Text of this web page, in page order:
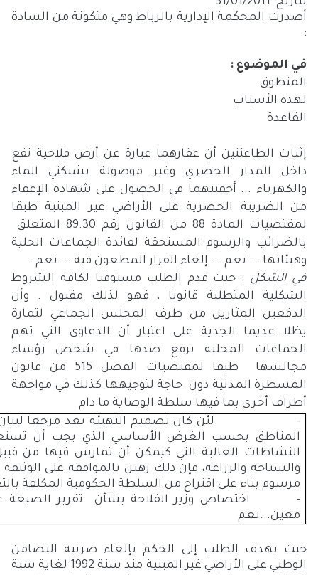
أصدرت المحكمة الإدارية بالرباط وهي متكونة من السادة
:
في الموضوع :
المنطوق
لهذه الأسباب
القاعدة
إثبات الطاعنتين أن عقارهما عبارة عن أرض فلاحية تقع
داخل المدار الحضري وغير موصولة بشبكتي الماء
والكهرباء ... أحقيتهما في الحصول على شهادة الإعفاء
من الضريبة الحضرية على الأراضي غير المبنية طبقا
لمقتضيات المادة 88 من القانون رقم 89.30 المتعلق
بالضرائب والرسوم المستحقة لفائدة الجماعات الحلية
وهيئاتها ... نعم ... إلغاء القرار المطعون فيه ... نعم .
في الشكل : حيث قدم الطلب مستوفيا لكافة الشروط
الشكلية المتطلبة قانونا ، فهو لذلك مقبول . وأن
الدفعين المثارين من طرف المجلس الجماعي لتمارة
يظلا عديما الجدية على اعتبار أن الدعاوى التي تهم
الجماعات المحلية ترفع ضدها في شخص رؤساء
مجالسها طبقا لمقتضيات الفصل 515 من قانون
المسطرة المدنية دون حاجة لتوجيهها كذلك في مواجهة
أطراف أخرى بما فيها سلطة الوصاية ما دام
- لئن كان تصميم التهيئة يعد مرجعا
المناطق بحسب الغرض الأساسي الذي يجب أن
النشاطات الغالبة التي كيمكن أن تمارس فيها من
والسياحة والزراعة، فإن ذلك رهين بالموافقة على
مرسوم بناء على اقتراح من السلطة الحكومية المكلفة
- اختصاص وزير الفلاحة بشأن تقرير الصبغة غير
معين...نعم
حيث يهدف الطلب إلى الحكم بإلغاء ضريبة التضامن
الوطني على الأراضي غير المبنية مند سنة 1992 لغاية سنة